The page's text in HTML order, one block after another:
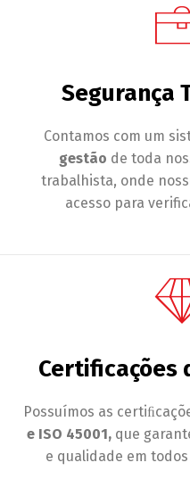
Segurança
Contamos com um
gestão de toda
trabalhista, onde
acesso para
Certificações
Possuímos as
e ISO 45001, que
e qualidade em